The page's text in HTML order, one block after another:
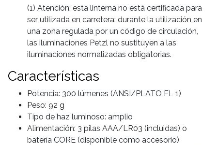
(1) Atención: esta linterna no está certificada para
ser utilizada en carretera: durante la utilización en
una zona regulada por un código de circulación,
las iluminaciones Petzl no sustituyen a las
iluminaciones normalizadas obligatorias.
Características
Potencia: 300 lúmenes (ANSI/PLATO FL 1)
Peso: 92 g
Tipo de haz luminoso: amplio
Alimentación: 3 pilas AAA/LR03 (incluidas) o
batería CORE (disponible como accesorio)